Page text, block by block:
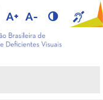
A+ A-